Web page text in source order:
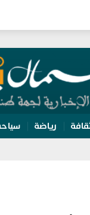
رياضة